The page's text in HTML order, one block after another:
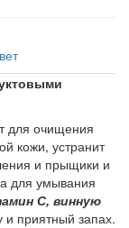
для очищения
кожи, устранит
и прыщики и
для умывания
С, винную
и приятный запах.